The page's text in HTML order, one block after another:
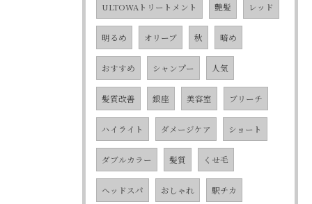
ULTOWAトリートメント 艶髪 レッド
明るめ オリーブ 秋 暗め
おすすめ シャンプー 人気
髪質改善 銀座 美容室 ブリーチ
ハイライト ダメージケア ショート
ダブルカラー 髪質 くせ毛
ヘッドスパ おしゃれ 駅チカ